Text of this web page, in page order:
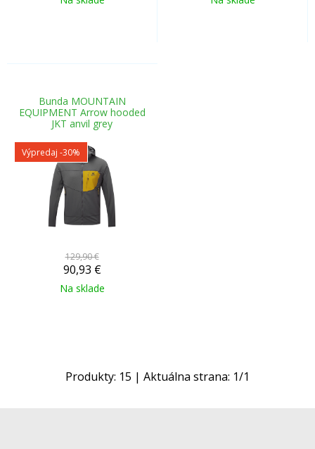
Bunda MOUNTAIN
EQUIPMENT Arrow hooded
JKT anvil grey
Výpredaj -30%
129,90 €
90,93 €
Na sklade
Produkty: 15 | Aktuálna strana: 1/1